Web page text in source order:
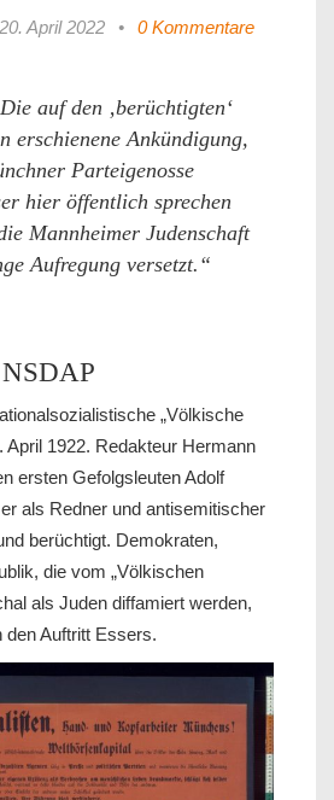
20. April 2022 • 0 Kommentare
auf den ‚berüchtigten‘
erschienene Ankündigung,
Parteigenosse
hier öffentlich sprechen
Mannheimer Judenschaft
Aufregung versetzt.“
„Völkische
April 1922. Redakteur Hermann
ersten Gefolgsleuten Adolf
als Redner und antisemitischer
berüchtigt. Demokraten,
die vom „Völkischen
als Juden diffamiert werden,
den Auftritt Essers.